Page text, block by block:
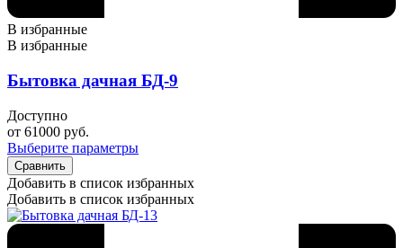
В избранные
В избранные
Бытовка дачная БД-9
Доступно
от 61000 руб.
Выберите параметры
Сравнить
Добавить в список избранных
Добавить в список избранных